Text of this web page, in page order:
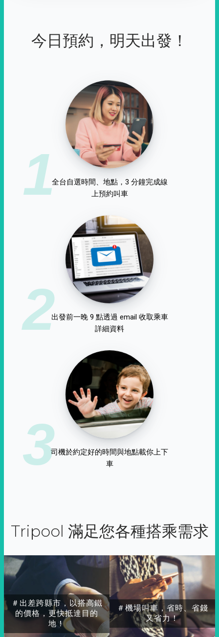
今日預約，明天出發！
1全台自選時間、地點，3 分鐘完成線
上預約叫車
2出發前一晚 9 點透過 email 收取乘車
詳細資料
3司機於約定好的時間與地點載你上下
車
Tripool 滿足您各種搭乘需求
＃出差跨縣市，以搭高鐵
的價格，更快抵達目的
地！
＃機場叫車，省時、省錢
又省力！